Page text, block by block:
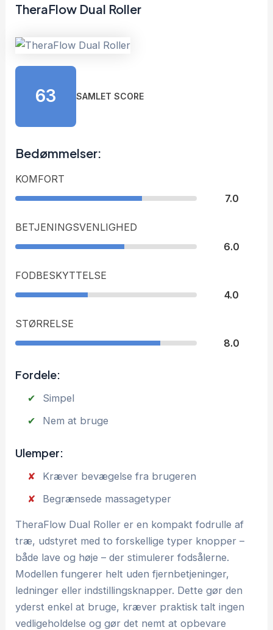
TheraFlow Dual Roller
63 SAMLET SCORE
Bedømmelser:
KOMFORT
7.0
BETJENINGSVENLIGHED
6.0
FODBESKYTTELSE
4.0
STØRRELSE
8.0
Fordele:
Simpel
Nem at bruge
Ulemper:
Kræver bevægelse fra brugeren
Begrænsede massagetyper
TheraFlow Dual Roller er en kompakt fodrulle af
træ, udstyret med to forskellige typer knopper –
både lave og høje – der stimulerer fodsålerne.
Modellen fungerer helt uden fjernbetjeninger,
ledninger eller indstillingsknapper. Dette gør den
yderst enkel at bruge, kræver praktisk talt ingen
vedligeholdelse og gør det nemt at opbevare